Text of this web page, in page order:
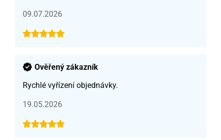
09.07.2026
Ověřený zákazník
Rychlé vyřízení objednávky.
19.05.2026